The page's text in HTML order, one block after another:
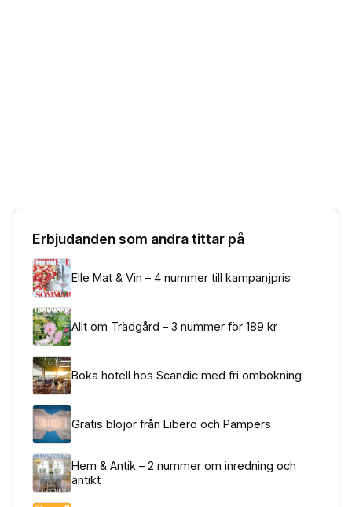
Erbjudanden som andra tittar på
Elle Mat & Vin – 4 nummer till kampanjpris
Allt om Trädgård – 3 nummer för 189 kr
Boka hotell hos Scandic med fri ombokning
Gratis blöjor från Libero och Pampers
Hem & Antik – 2 nummer om inredning och
antikt